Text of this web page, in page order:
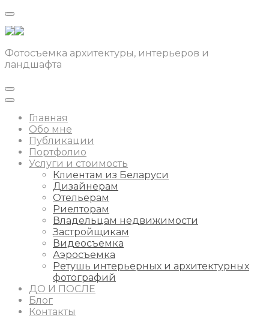
Фотосъемка архитектуры, интерьеров и
ландшафта
Главная
Обо мне
Публикации
Портфолио
Услуги и стоимость
Клиентам из Беларуси
Дизайнерам
Отельерам
Риелторам
Владельцам недвижимости
Застройщикам
Видеосъемка
Аэросъемка
Ретушь интерьерных и архитектурных
фотографий
ДО И ПОСЛЕ
Блог
Контакты